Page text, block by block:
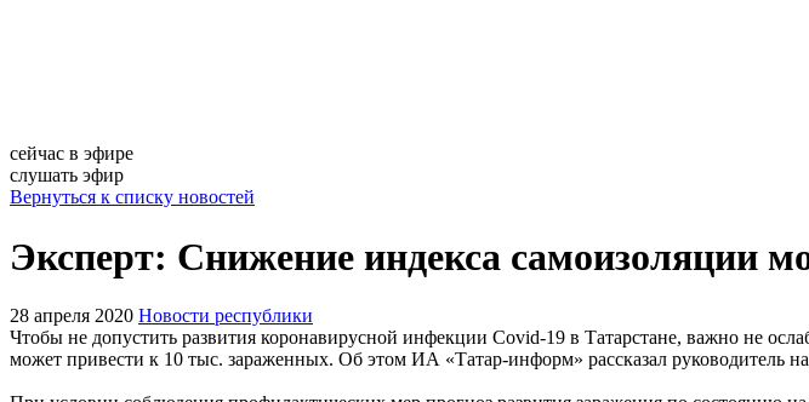
сейчас в эфире
слушать эфир
Вернуться к списку новостей
Эксперт: Снижение индекса самоизоляции
28 апреля 2020 Новости республики
Чтобы не допустить развития коронавирусной инфекции Covid-19 в Татарстане, важно не
может привести к 10 тыс. зараженных. Об этом ИА «Татар-информ» рассказал руководитель